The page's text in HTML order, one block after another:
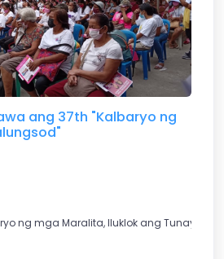
ang 37th "Kalbaryo ng
ng mga Maralita, Iluklok ang Tunay na